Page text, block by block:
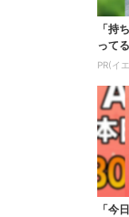
「持
って
PR(イ
「今